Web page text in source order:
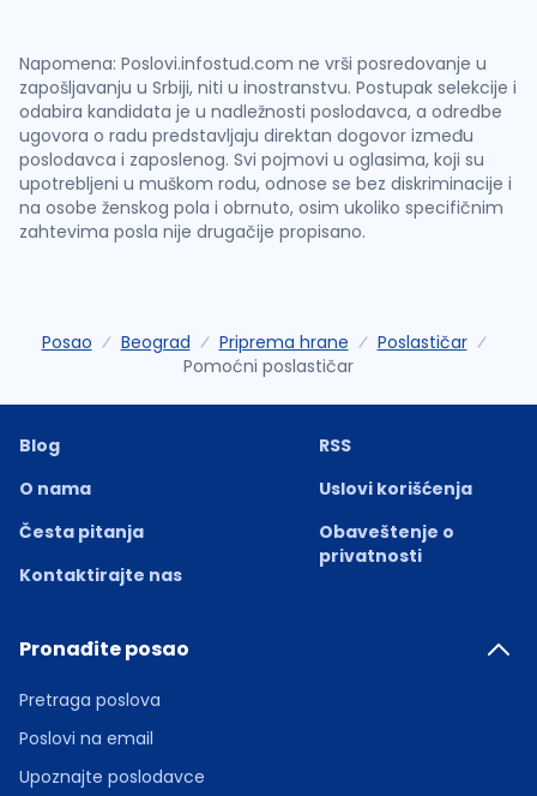
Napomena: Poslovi.infostud.com ne vrši posredovanje u
zapošljavanju u Srbiji, niti u inostranstvu. Postupak selekcije i
odabira kandidata je u nadležnosti poslodavca, a odredbe
ugovora o radu predstavljaju direktan dogovor između
poslodavca i zaposlenog. Svi pojmovi u oglasima, koji su
upotrebljeni u muškom rodu, odnose se bez diskriminacije i
na osobe ženskog pola i obrnuto, osim ukoliko specifičnim
zahtevima posla nije drugačije propisano.
Posao Beograd Priprema hrane
Poslastičar
Pomoćni poslastičar
Blog
O nama
Česta pitanja
Kontaktirajte nas
RSS
Uslovi korišćenja
Obaveštenje o
privatnosti
Pronađite posao
Pretraga poslova
Poslovi na email
Upoznajte poslodavce